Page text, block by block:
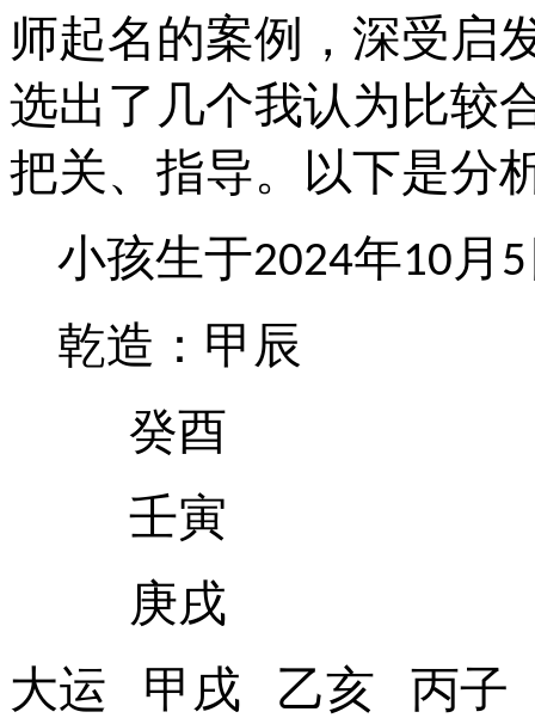
师起名的案例，深受启
选出了几个我认为比较
把关、指导。以下是分
小孩生于2024年10月 5
乾造：甲辰
癸酉
壬寅
庚戌
大运
甲戌 乙亥
丙子